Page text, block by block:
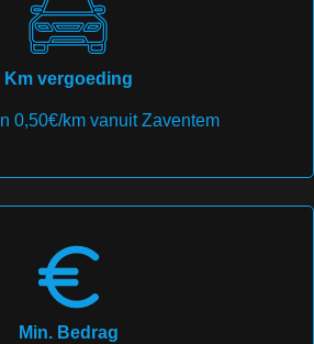
Km vergoeding
0,50€/km vanuit Zaventem
Min. Bedrag